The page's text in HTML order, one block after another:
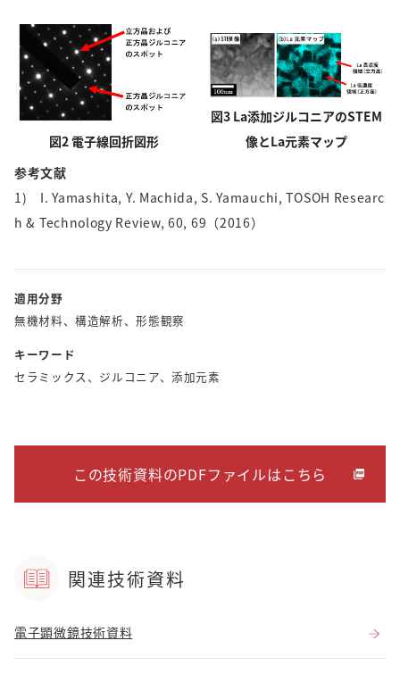
図2 電子線回折図形
図3 La添加ジルコニアのSTEM
像とLa元素マップ
参考文献
1) I. Yamashita, Y. Machida, S. Yamauchi, TOSOH Researc
h & Technology Review, 60, 69（2016）
適用分野
無機材料、構造解析、形態観察
キーワード
セラミックス、ジルコニア、添加元素
この技術資料のPDFファイルはこちら
関連技術資料
電子顕微鏡技術資料